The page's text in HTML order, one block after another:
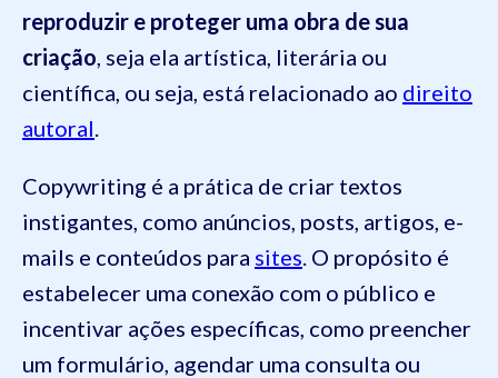
reproduzir e proteger uma obra de sua
criação , seja ela artística, literária ou
científica, ou seja, está relacionado ao direito
autoral
Copywriting é a prática de criar textos
instigantes, como anúncios, posts, artigos, e-
mails e conteúdos para sites . O propósito é
estabelecer uma conexão com o público e
incentivar ações específicas, como preencher
um formulário, agendar uma consulta ou